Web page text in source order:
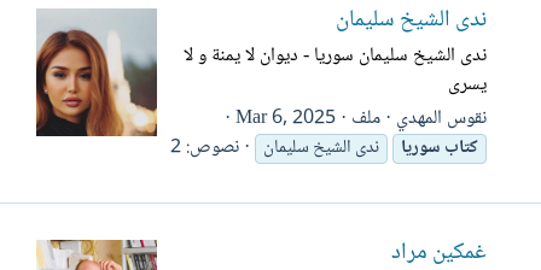
ندى الشيخ سليمان
ندى الشيخ سليمان سوريا - ديوان لا يمنة و لا
يسرى
نقوس المهدي ملف Mar 6, 2025
كتابسوريا ندى الشيخ سليمان نصوص: 2
غمكين مراد